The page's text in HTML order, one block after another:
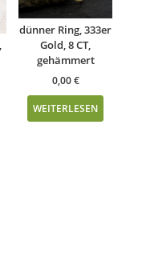
dünner Ring, 333er
Gold, 8 CT,
gehämmert
0,00€
WEITERLESEN